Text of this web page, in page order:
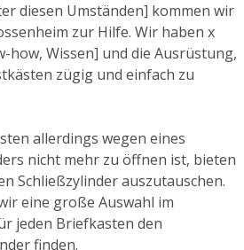
diesen Umständen] kommen wir
zur Hilfe. Wir haben x
how, Wissen] und die Ausrüstung,
zügig und einfach zu
allerdings wegen eines
nicht mehr zu öffnen ist, bieten
Schließzylinder auszutauschen.
eine große Auswahl im
jeden Briefkasten den
finden.